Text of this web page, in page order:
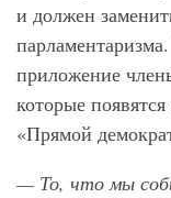
и должен
приложение
которые
«Прямой
— То, что мы